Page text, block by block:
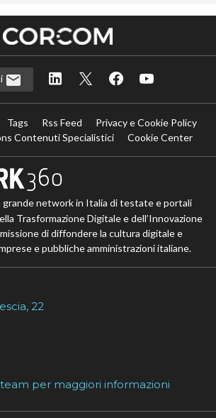
Tags Rss Feed
Privacy e Cookie Policy
Contenuti Specialistici
Cookie Center
grande network in Italia di testate e portali
Trasformazione Digitale e dell’Innovazione
di diffondere la cultura digitale e
e pubbliche amministrazioni italiane.
22
per maggiori informazioni